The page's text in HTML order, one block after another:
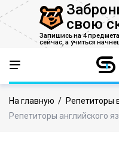
свою
Запишись на 4
сейчас, а учиться
На главную / Репетиторы
Репетиторы английского